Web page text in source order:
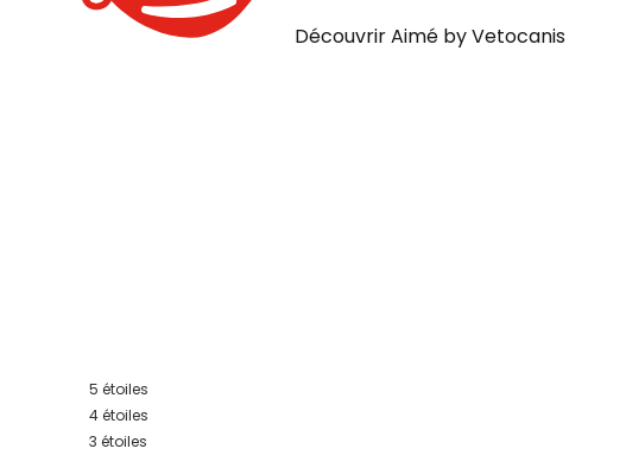
Découvrir Aimé by Vetocanis
5 étoiles
4étoiles
3 étoiles